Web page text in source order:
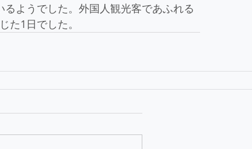
ようでした。外国人観光客であふれる
た1日でした。